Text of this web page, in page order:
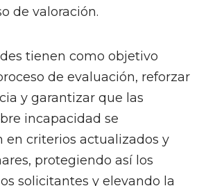
de valoración.
tienen como objetivo
de evaluación, reforzar
y garantizar que las
incapacidad se
criterios actualizados y
protegiendo así los
solicitantes y elevando la